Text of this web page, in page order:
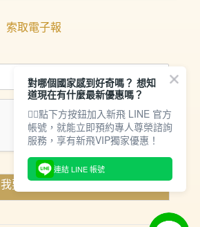
索取電子報
我要索取資料
對哪個國家感到好奇嗎？ 想知
道現在有什麼最新優惠嗎？
👇🏻點下方按鈕加入新飛 LINE 官方
帳號，就能立即預約專人尊榮諮詢
服務，享有新飛VIP獨家優惠！
連結 LINE 帳號